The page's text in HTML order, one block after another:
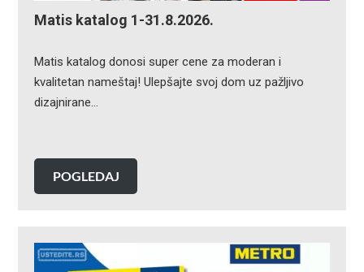
Matis katalog 1-31.8.2026.
Matis katalog donosi super cene za moderan i
kvalitetan nameštaj! Ulepšajte svoj dom uz pažljivo
dizajnirane…
POGLEDAJ